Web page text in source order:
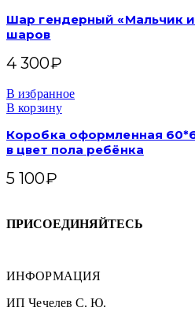
Шар гендерный «Мальчик
шаров
4 300₽
В избранное
В корзину
Коробка оформленная
в цвет пола ребёнка
5 100₽
ПРИСОЕДИНЯЙТЕСЬ
ИНФОРМАЦИЯ
ИП Чечелев С. Ю.